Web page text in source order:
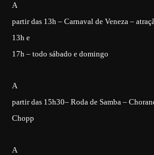
A
partir das 13h – Carnaval de Veneza –
13h e
17h – todo sábado e domingo
A
partir das 15h30– Roda de Samba –
Chopp
A